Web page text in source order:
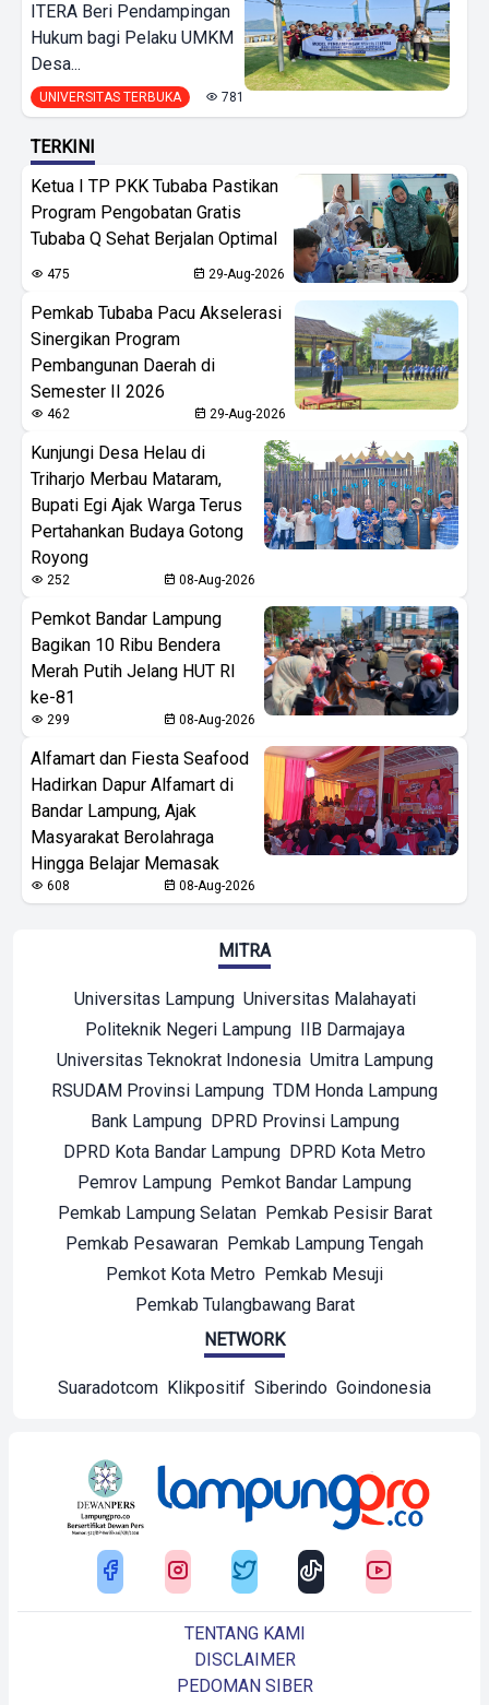
ITERA Beri Pendampingan
Hukum bagi Pelaku UMKM
Desa...
UNIVERSITAS TERBUKA 781
TERKINI
Ketua I TP PKK Tubaba Pastikan
Program Pengobatan Gratis
Tubaba Q Sehat Berjalan Optimal
475 29-Aug-2026
Pemkab Tubaba Pacu Akselerasi
Sinergikan Program
Pembangunan Daerah di
Semester II 2026
462 29-Aug-2026
Kunjungi Desa Helau di
Triharjo Merbau Mataram,
Bupati Egi Ajak Warga Terus
Pertahankan Budaya Gotong
Royong
252 08-Aug-2026
Pemkot Bandar Lampung
Bagikan 10 Ribu Bendera
Merah Putih Jelang HUT RI
ke-81
299 08-Aug-2026
Alfamart dan Fiesta Seafood
Hadirkan Dapur Alfamart di
Bandar Lampung, Ajak
Masyarakat Berolahraga
Hingga Belajar Memasak
608 08-Aug-2026
MITRA
Universitas Lampung Universitas Malahayati
Politeknik Negeri Lampung
IIB Darmajaya
Universitas Teknokrat Indonesia Umitra Lampung
RSUDAM Provinsi Lampung TDM Honda Lampung
Bank Lampung
DPRD Provinsi Lampung
DPRD Kota Bandar Lampung DPRD Kota Metro
Pemrov Lampung Pemkot Bandar Lampung
Pemkab Lampung Selatan
Pemkab Pesisir Barat
Pemkab Pesawaran Pemkab Lampung Tengah
Pemkot Kota Metro Pemkab Mesuji
Pemkab Tulangbawang Barat
NETWORK
Suaradotcom Klikpositif Siberindo Goindonesia
TENTANG KAMI
DISCLAIMER
PEDOMAN SIBER